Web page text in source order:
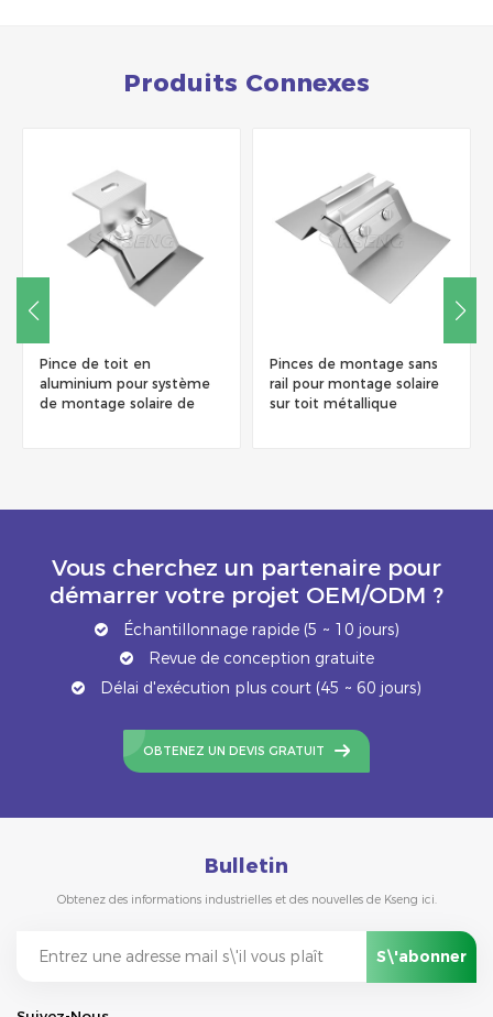
Produits Connexes
Pince de toit en
aluminium pour système
de montage solaire de
Pinces de montage sans
rail pour montage solaire
sur toit métallique
Vous cherchez un partenaire pour
démarrer votre projet OEM/ODM ?
Échantillonnage rapide (5 ~ 10 jours)
Revue de conception gratuite
Délai d'exécution plus court (45 ~ 60 jours)
OBTENEZ UN DEVIS GRATUIT
Bulletin
Obtenez des informations industrielles et des nouvelles de Kseng ici.